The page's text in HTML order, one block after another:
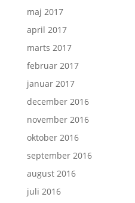
maj 2017
april 2017
marts 2017
februar 2017
januar 2017
december 2016
november 2016
oktober 2016
september 2016
august 2016
juli 2016